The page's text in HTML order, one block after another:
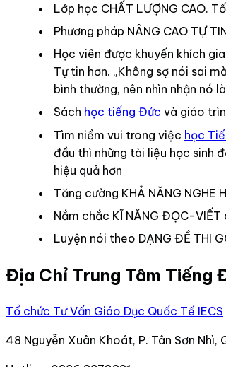
Lớp học CHẤT LƯỢNG CAO.
Phương pháp NÂNG CAO TỰ
Học viên được khuyến khích
Tự tin hơn. „Không sợ nói sai
bình thường, nên nhìn nhận nó
Sách học tiếng Đức và giáo
Tìm niềm vui trong việc học
đầu thì những tài liệu học sinh
hiệu quả hơn
Tăng cường KHẢ NĂNG
Nắm chắc KĨ NĂNG ĐỌC-
Luyện nói theo DẠNG ĐỀ THI
Địa Chỉ Trung Tâm Tiếng
Tổ chức Tư Vấn Giáo Dục Quốc Tế IECS
48 Nguyễn Xuân Khoát, P. Tân Sơn Nhì,